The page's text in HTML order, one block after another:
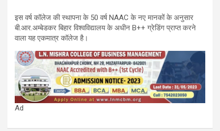
इस वर्ष कॉलेज की स्थापना के 50 वर्ष NAAC के नए मानकों के अनुसार
बी.आर.अम्बेडकर बिहार विश्वविद्यालय के अधीन B++ ग्रेडिंग प्राप्त करने
वाला यह एकमात्र कॉलेज है।
Ad